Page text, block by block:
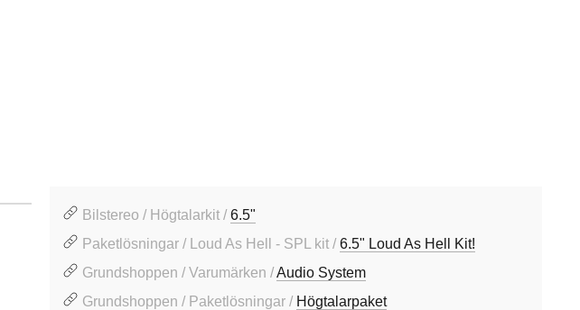
Bilstereo / Högtalarkit /6.5"
Paketlösningar / Loud As Hell - SPL kit /6.5" Loud As Hell Kit!
Grundshoppen / Varumärken /Audio System
Grundshoppen / Paketlösningar / Högtalarpaket